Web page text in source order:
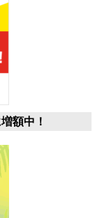
額中！